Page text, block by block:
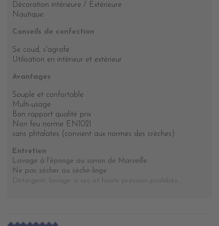
Décoration intérieure / Extérieure
Nautique
Conseils de confection
Se coud, s'agrafe
Utilisation en intérieur et extérieur
Avantages
Souple et confortable
Multi-usage
Bon rapport qualité prix
Non feu norme EN1021
sans phtalates (convient aux normes des crèches)
Entretien
Lavage à l'éponge au savon de Marseille
Ne pas sécher au sèche-linge
Détergent, lavage à sec et haute pression prohibés.